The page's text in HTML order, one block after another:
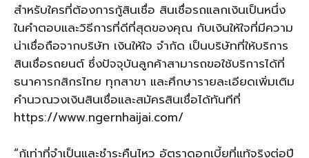
สำหรับใครที่ต้องการกู้สินเชื่อ สินเชื่อรถแลกเงินเป็นหนึ่ง
ในคำตอบและวิธีการที่ดีที่สุดของคุณ กับเงินให้ใจที่มีความ
น่าเชื่อถือจากบริษัท เงินให้ใจ จำกัด เป็นบริษัทที่ให้บริการ
สินเชื่อรถยนต์ ซึ่งปัจจุบันลูกค้าสามารถขอใช้บริการได้ที่
ธนาคารกสิกรไทย ทุกสาขา และศึกษารายละเอียดเพิ่มเติม
คำนวณวงเงินสินเชื่อและสมัครสินเชื่อได้ทันทีที่
https://www.ngernhaijai.com/
“กู้เท่าที่จำเป็นและชำระคืนไหว อัตราดอกเบี้ยที่แท้จริงต่อปี